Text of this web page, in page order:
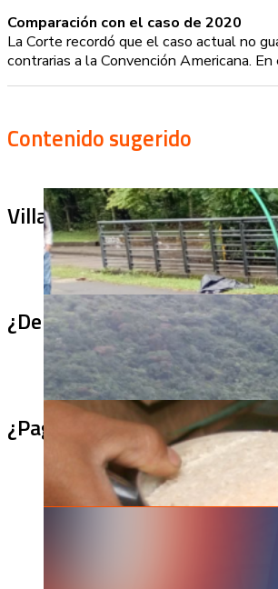
Comparación con el caso de 2020
La Corte recordó que el caso actual no
contrarias a la Convención Americana.
Contenido sugerido
Villa Julia no puede tapar el
¿De qué sirve un puente
¿Pagaron menos de lo